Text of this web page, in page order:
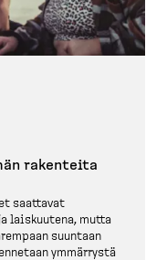
rakenteita
saattavat
laiskuutena, mutta
suuntaan
ymmärrystä